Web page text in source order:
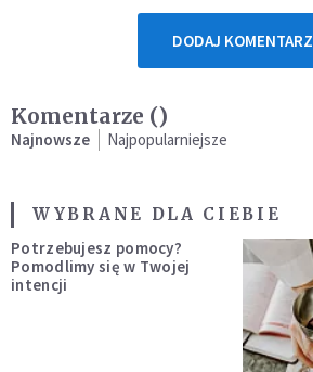
DODAJ KOMENTARZ
Komentarze ()
Najnowsze Najpopularniejsze
WYBRANE DLA CIEBIE
Potrzebujesz pomocy?
Pomodlimy się w Twojej
intencji